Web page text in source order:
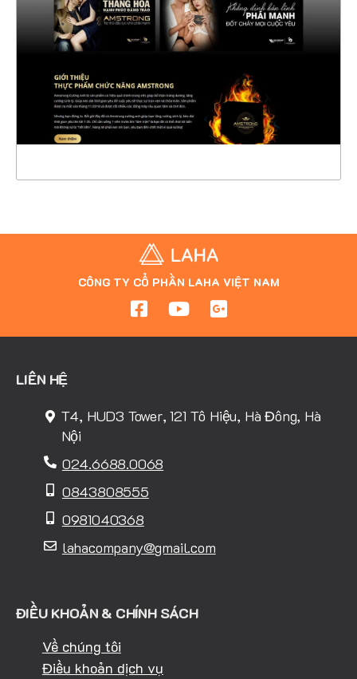
CHI TIẾT
XEM THỰC TẾ
CÔNG TY CỔ PHẦN LAHA VIỆT NAM
LIÊN HỆ
T4, HUD3 Tower, 121 Tô Hiệu, Hà Đông, Hà
Nội
024.6688.0068
0843808555
0981040368
lahacompany@gmail.com
ĐIỀU KHOẢN & CHÍNH SÁCH
Về chúng tôi
Điều khoản dịch vụ